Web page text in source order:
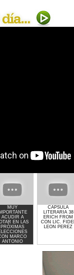
MUY
IMPORTANTE
ACUDIR A
EN LAS
PRÓXIMAS
MARCO
ANTONIO
GUEVARA
CAPSULA
LITERARIA 38
ERICH FROM
CON LIC. FIDEL
LEON PEREZ